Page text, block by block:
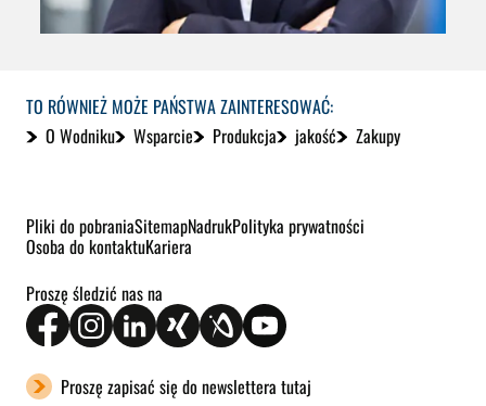
TO RÓWNIEŻ MOŻE PAŃSTWA ZAINTERESOWAĆ:
O Wodniku
Wsparcie Produkcja jakość Zakupy
Pliki do pobraniaSitemapNadrukPolityka prywatności
Osoba do kontaktuKariera
Proszę śledzić nas na
Proszę zapisać się do newslettera tutaj